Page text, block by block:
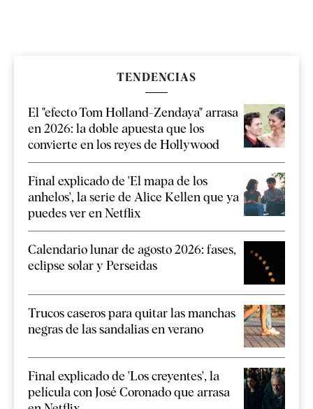
TENDENCIAS
El "efecto Tom Holland-Zendaya" arrasa
en 2026: la doble apuesta que los
convierte en los reyes de Hollywood
Final explicado de 'El mapa de los
anhelos', la serie de Alice Kellen que ya
puedes ver en Netflix
Calendario lunar de agosto 2026: fases,
eclipse solar y Perseidas
Trucos caseros para quitar las manchas
negras de las sandalias en verano
Final explicado de 'Los creyentes', la
película con José Coronado que arrasa